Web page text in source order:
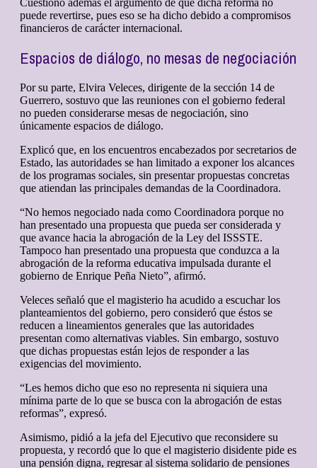
puede revertirse, pues eso se ha dicho debido a compromisos
financieros de carácter internacional.
Espacios de diálogo, no mesas de negociación
Por su parte, Elvira Veleces, dirigente de la sección 14 de
Guerrero, sostuvo que las reuniones con el gobierno federal
no pueden considerarse mesas de negociación, sino
únicamente espacios de diálogo.
Explicó que, en los encuentros encabezados por secretarios de
Estado, las autoridades se han limitado a exponer los alcances
de los programas sociales, sin presentar propuestas concretas
que atiendan las principales demandas de la Coordinadora.
“No hemos negociado nada como Coordinadora porque no
han presentado una propuesta que pueda ser considerada y
que avance hacia la abrogación de la Ley del ISSSTE.
Tampoco han presentado una propuesta que conduzca a la
abrogación de la reforma educativa impulsada durante el
gobierno de Enrique Peña Nieto”, afirmó.
Veleces señaló que el magisterio ha acudido a escuchar los
planteamientos del gobierno, pero consideró que éstos se
reducen a lineamientos generales que las autoridades
presentan como alternativas viables. Sin embargo, sostuvo
que dichas propuestas están lejos de responder a las
exigencias del movimiento.
“Les hemos dicho que eso no representa ni siquiera una
mínima parte de lo que se busca con la abrogación de estas
reformas”, expresó.
Asimismo, pidió a la jefa del Ejecutivo que reconsidere su
propuesta, y recordó que lo que el magisterio disidente pide es
una pensión digna, regresar al sistema solidario de pensiones